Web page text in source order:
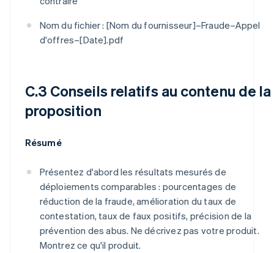
Nom du fichier : [Nom du fournisseur]–Fraude–Appel
d'offres–[Date].pdf
C.3 Conseils relatifs au contenu de la
proposition
Résumé
Présentez d'abord les résultats mesurés de
déploiements comparables : pourcentages de
réduction de la fraude, amélioration du taux de
contestation, taux de faux positifs, précision de la
prévention des abus. Ne décrivez pas votre produit.
Montrez ce qu'il produit.